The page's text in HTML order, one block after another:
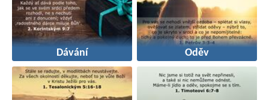
Dávání Oděv